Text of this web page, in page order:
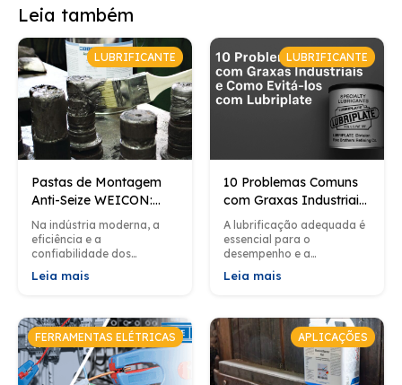
Leia também
LUBRIFICANTE
Pastas de Montagem
Anti-Seize WEICON:
Proteção Eficiente para
Aplicações Industriais
Na indústria moderna, a
eficiência e a
confiabilidade dos
processos de montagem
são cruciais para garantir
também e a...
Leia mais
LUBRIFICANTE
10 Problemas Comuns
com Graxas Industriais
e Como Evitá-los com
Lubriplate
A lubrificação adequada é
essencial para o
desempenho e a
longevidade dos
equipamentos industriais.
graxas são comuns...
Leia mais
FERRAMENTAS ELÉTRICAS APLICAÇÕES